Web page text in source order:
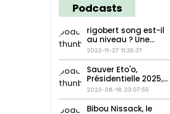
Podcasts
rigobert song est-il
au niveau ? Une
femme bastonnée à
mort, Georges Weah
passe la main...
2023-11-27 11:35:37
Sauver Eto'o,
Présidentielle 2025,
Chirugie plastique en
Afrique
2023-08-18 23:07:55
Bibou Nissack, le